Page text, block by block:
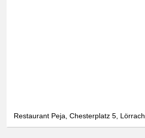
Restaurant Peja, Chesterplatz 5, Lörrach